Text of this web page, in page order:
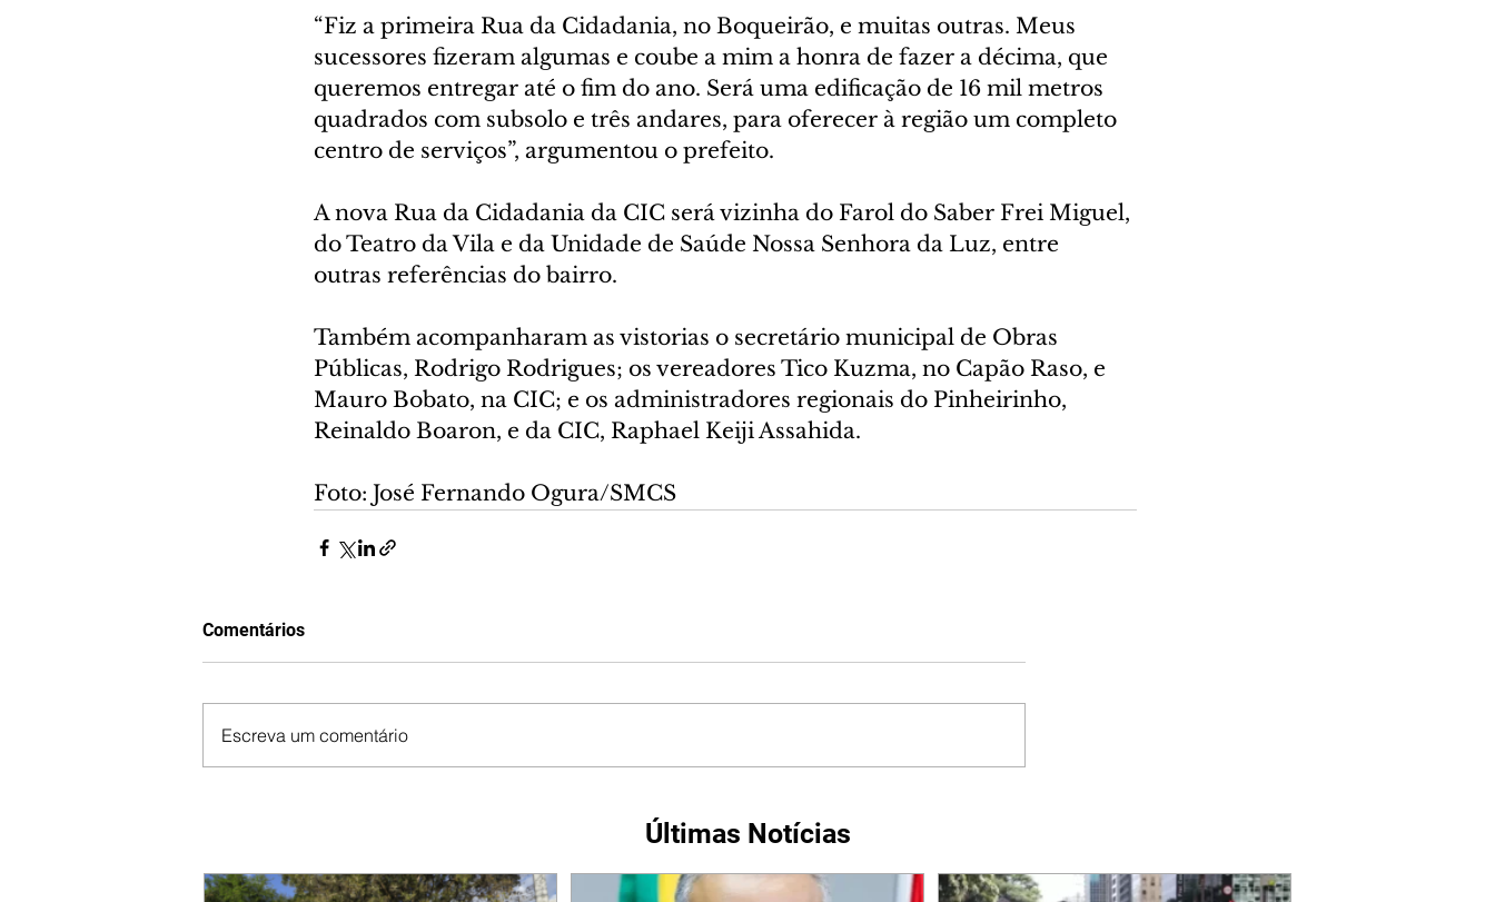
“Fiz a primeira Rua da Cidadania, no Boqueirão, e muitas outras. Meus
sucessores fizeram algumas e coube a mim a honra de fazer a décima, que
queremos entregar até o fim do ano. Será uma edificação de 16 mil metros
quadrados com subsolo e três andares, para oferecer à região um completo
centro de serviços”, argumentou o prefeito.
A nova Rua da Cidadania da CIC será vizinha do Farol do Saber Frei Miguel,
do Teatro da Vila e da Unidade de Saúde Nossa Senhora da Luz, entre
outras referências do bairro.
Também acompanharam as vistorias o secretário municipal de Obras
Públicas, Rodrigo Rodrigues; os vereadores Tico Kuzma, no Capão Raso, e
Mauro Bobato, na CIC; e os administradores regionais do Pinheirinho,
Reinaldo Boaron, e da CIC, Raphael Keiji Assahida.
Foto: José Fernando Ogura/SMCS
Comentários
Escreva um comentário
Últimas Notícias